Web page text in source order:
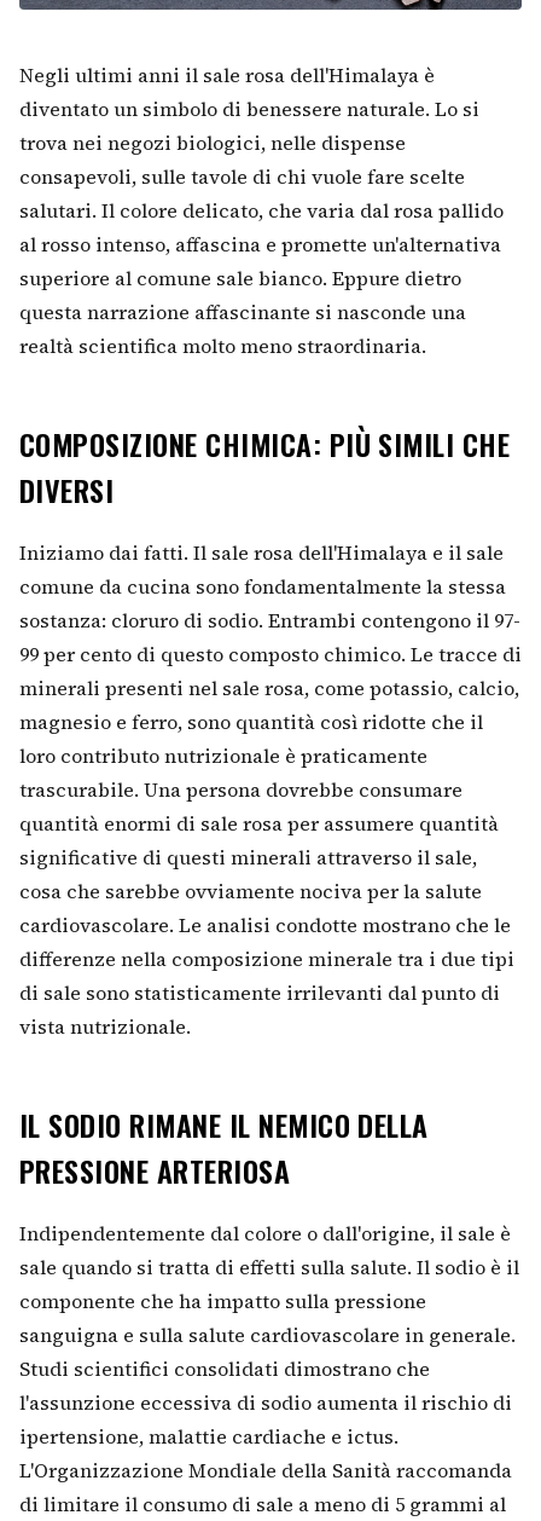
Negli ultimi anni il sale rosa dell'Himalaya è
diventato un simbolo di benessere naturale. Lo si
trova nei negozi biologici, nelle dispense
consapevoli, sulle tavole di chi vuole fare scelte
salutari. Il colore delicato, che varia dal rosa pallido
al rosso intenso, affascina e promette un'alternativa
superiore al comune sale bianco. Eppure dietro
questa narrazione affascinante si nasconde una
realtà scientifica molto meno straordinaria.
COMPOSIZIONE CHIMICA: PIÙ SIMILI CHE
DIVERSI
Iniziamo dai fatti. Il sale rosa dell'Himalaya e il sale
comune da cucina sono fondamentalmente la stessa
sostanza: cloruro di sodio. Entrambi contengono il 97-
99 per cento di questo composto chimico. Le tracce di
minerali presenti nel sale rosa, come potassio, calcio,
magnesio e ferro, sono quantità così ridotte che il
loro contributo nutrizionale è praticamente
trascurabile. Una persona dovrebbe consumare
quantità enormi di sale rosa per assumere quantità
significative di questi minerali attraverso il sale,
cosa che sarebbe ovviamente nociva per la salute
cardiovascolare. Le analisi condotte mostrano che le
differenze nella composizione minerale tra i due tipi
di sale sono statisticamente irrilevanti dal punto di
vista nutrizionale.
IL SODIO RIMANE IL NEMICO DELLA
PRESSIONE ARTERIOSA
Indipendentemente dal colore o dall'origine, il sale è
sale quando si tratta di effetti sulla salute. Il sodio è il
componente che ha impatto sulla pressione
sanguigna e sulla salute cardiovascolare in generale.
Studi scientifici consolidati dimostrano che
l'assunzione eccessiva di sodio aumenta il rischio di
ipertensione, malattie cardiache e ictus.
L'Organizzazione Mondiale della Sanità raccomanda
di limitare il consumo di sale a meno di 5 grammi al